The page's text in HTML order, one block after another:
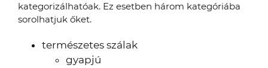
kategorizálhatóak. Ez esetben három kategóriába
sorolhatjuk őket.
természetes szálak
gyapjú